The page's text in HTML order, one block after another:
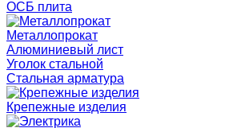
ОСБ плита
Металлопрокат
Алюминиевый лист
Уголок стальной
Стальная арматура
Крепежные изделия